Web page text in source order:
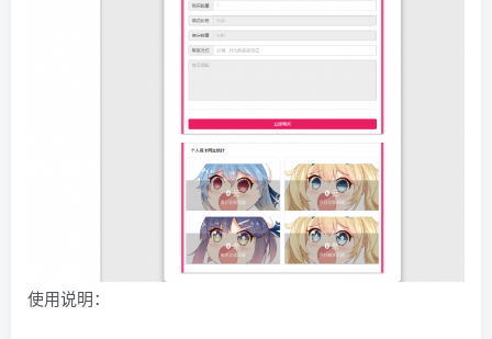
使用说明：
QQ登录
码云登录
百度登录
使用社交账号登录即表示同意隐私声明